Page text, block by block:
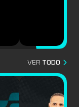
VER TODO